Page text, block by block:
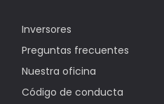
Inversores
Preguntas frecuentes
Nuestra oficina
Código de conducta